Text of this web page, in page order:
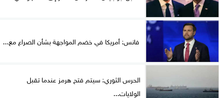
فانس: أمريكا في خضم المواجهة بشأن الصراع مع...
الحرس الثوري: سيتم فتح هرمز عندما تقبل
الولايات...